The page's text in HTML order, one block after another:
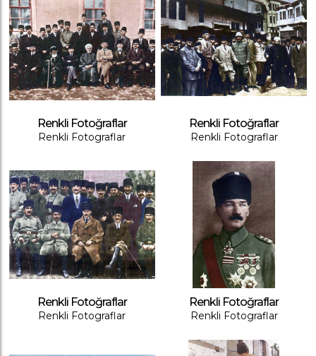
Renkli Fotoğraflar
Renkli Fotograflar
Renkli Fotoğraflar
Renkli Fotograflar
Renkli Fotoğraflar
Renkli Fotograflar
Renkli Fotoğraflar
Renkli Fotograflar